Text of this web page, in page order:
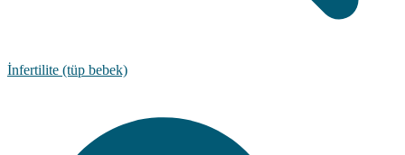
İnfertilite (tüp bebek)